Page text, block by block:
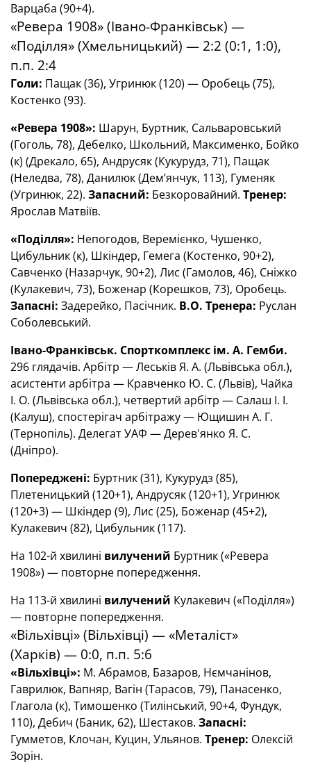
Варцаба (90+4).
«Ревера 1908» (Івано-Франківськ) —
«Поділля» (Хмельницький) — 2:2 (0:1, 1:0),
п.п. 2:4
Голи: Пащак (36), Угринюк (120) — Оробець (75),
Костенко (93).
«Ревера 1908»: Шарун, Буртник, Сальваровський
(Гоголь, 78), Дебелко, Школьний, Максименко, Бойко
(к) (Дрекало, 65), Андрусяк (Кукурудз, 71), Пащак
(Неледва, 78), Данилюк (Дем’янчук, 113), Гуменяк
(Угринюк, 22). Запасний: Безкоровайний. Тренер:
Ярослав Матвіїв.
«Поділля»: Непогодов, Веремієнко, Чушенко,
Цибульник (к), Шкіндер, Гемега (Костенко, 90+2),
Савченко (Назарчук, 90+2), Лис (Гамолов, 46), Сніжко
(Кулакевич, 73), Боженар (Корешков, 73), Оробець.
Запасні: Задерейко, Пасічник. В.О. Тренера: Руслан
Соболевський.
Івано-Франківськ. Спорткомплекс ім. А. Гемби.
296 глядачів. Арбітр — Леськів Я. А. (Львівська обл.),
асистенти арбітра — Кравченко Ю. С. (Львів), Чайка
І. О. (Львівська обл.), четвертий арбітр — Салаш І. І.
(Калуш), спостерігач арбітражу — Ющишин А. Г.
(Тернопіль). Делегат УАФ — Дерев'янко Я. С.
(Дніпро).
Попереджені: Буртник (31), Кукурудз (85),
Плетеницький (120+1), Андрусяк (120+1), Угринюк
(120+3) — Шкіндер (9), Лис (25), Боженар (45+2),
Кулакевич (82), Цибульник (117).
На 102-й хвилині вилучений Буртник («Ревера
1908») — повторне попередження.
На 113-й хвилині вилучений Кулакевич («Поділля»)
— повторне попередження.
«Вільхівці» (Вільхівці) — «Металіст»
(Харків) — 0:0, п.п. 5:6
«Вільхівці»: М. Абрамов, Базаров, Нємчанінов,
Гаврилюк, Вапняр, Вагін (Тарасов, 79), Панасенко,
Глагола (к), Тимошенко (Тилінський, 90+4, Фундук,
110), Дебич (Баник, 62), Шестаков. Запасні:
Гумметов, Клочан, Куцин, Ульянов. Тренер: Олексій
Зорін.